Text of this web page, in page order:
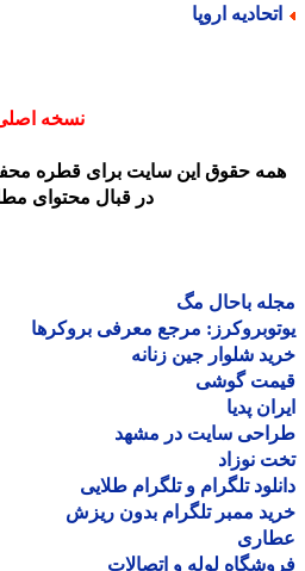
اروپا
نسخه اصلی
حقوق این سایت برای قطره
در قبال محتوای مطالب
باحال مگ
مرجع معرفی بروکرها
شلوار جین زنانه
گوشی
پدیا
سایت در مشهد
نوزاد
تلگرام و تلگرام طلایی
ممبر تلگرام بدون ریزش
لوله و اتصالات